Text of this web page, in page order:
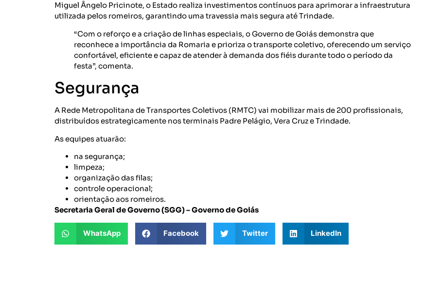
Miguel Ângelo Pricinote, o Estado realiza investimentos contínuos para aprimorar a infraestrutura
utilizada pelos romeiros, garantindo uma travessia mais segura até Trindade.
“Com o reforço e a criação de linhas especiais, o Governo de Goiás demonstra que
reconhece a importância da Romaria e prioriza o transporte coletivo, oferecendo um serviço
confortável, eficiente e capaz de atender à demanda dos fiéis durante todo o período da
festa”, comenta.
Segurança
A Rede Metropolitana de Transportes Coletivos (RMTC) vai mobilizar mais de 200 profissionais,
distribuídos estrategicamente nos terminais Padre Pelágio, Vera Cruz e Trindade.
As equipes atuarão:
na segurança;
limpeza;
organização das filas;
controle operacional;
orientação aos romeiros.
Secretaria Geral de Governo (SGG) – Governo de Goiás
WhatsApp Facebook Twitter LinkedIn